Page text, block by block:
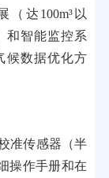
达100m³以
和智能监控系
候数据优化方
准传感器（半
操作手册和在